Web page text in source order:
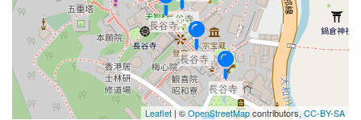
長谷寺
長谷寺
長谷寺
長谷寺
Leaflet| ©OpenStreetMapcontributors,CC-BY-SA